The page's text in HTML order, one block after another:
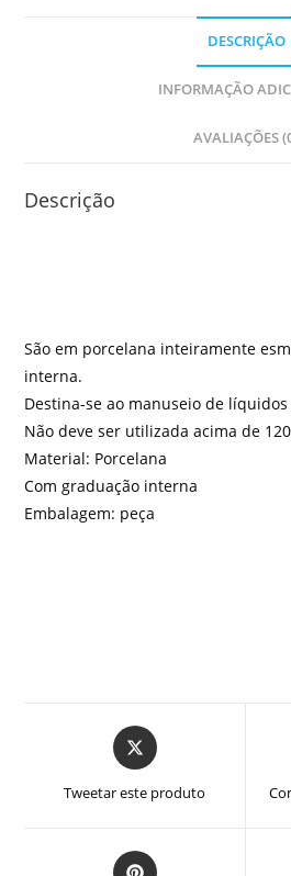
DESCRIÇÃO
INFORMAÇÃO
AVALIAÇÕES
Descrição
São em porcelana inteiramente
interna.
Destina-se ao manuseio de
Não deve ser utilizada acima de
Material: Porcelana
Com graduação interna
Embalagem: peça
Abre
em
nova
Tweetar este produto
Abre